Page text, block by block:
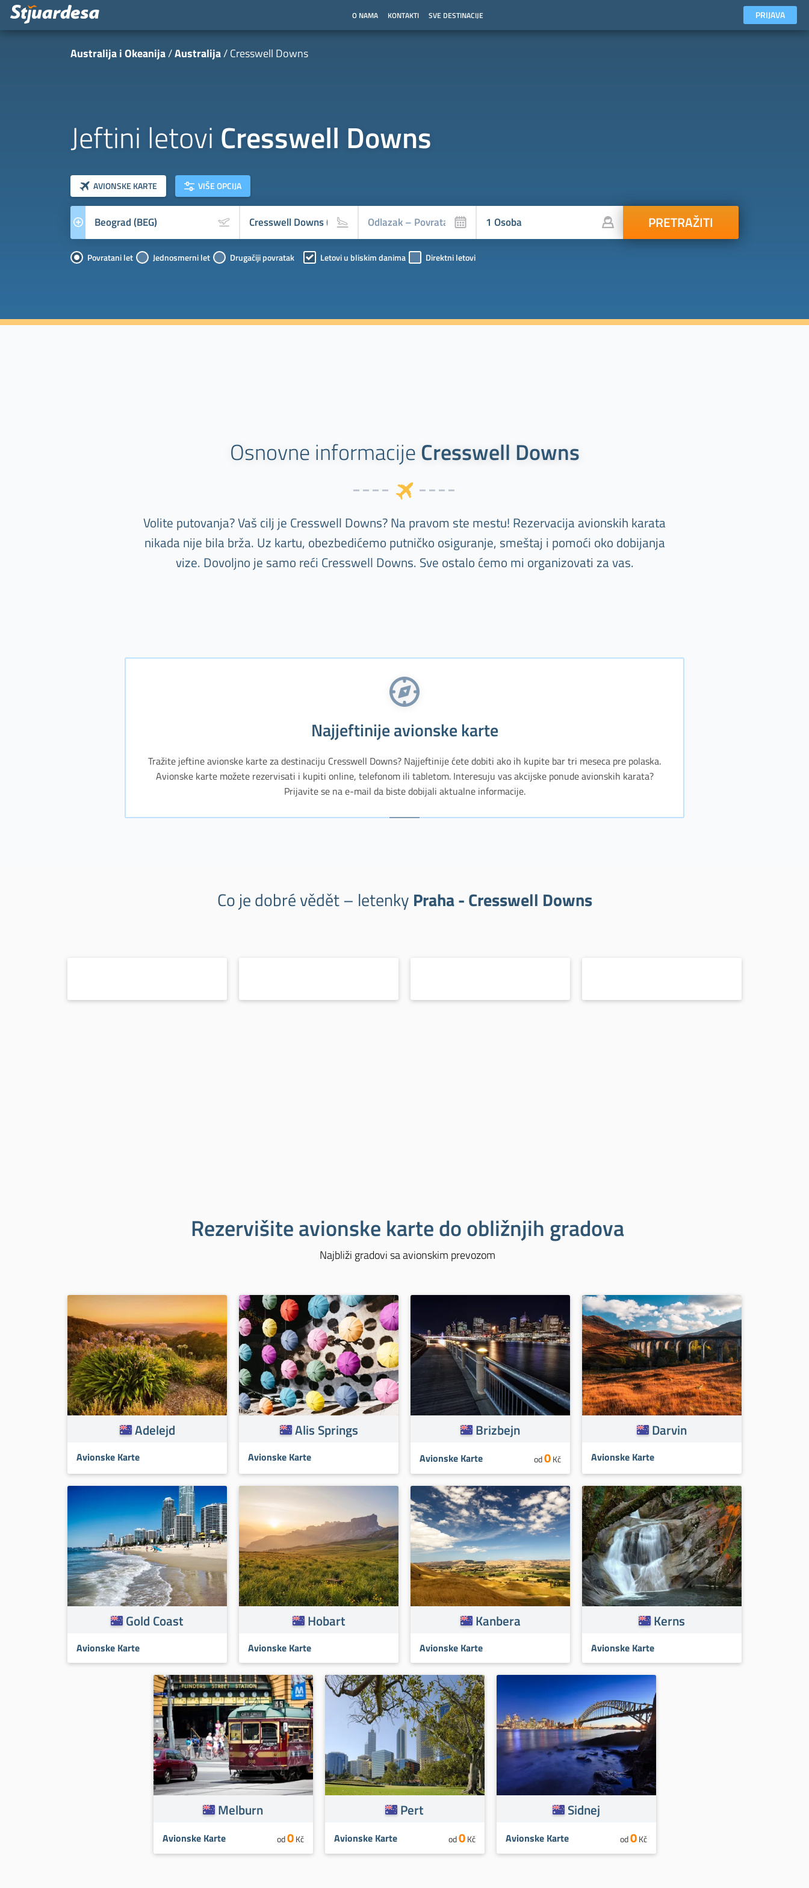
O NAMA KONTAKTI SVE DESTINACIJE PRIJAVA
Australija i Okeanija Australija Cresswell Downs
Jeftini letovi Cresswell Downs
AVIONSKE KARTE Prevoznik
klasa letova
VIŠE OPCIJA
PRETRAŽITI
Povratani let Jednosmerni let Drugačiji povratak Letovi u bliskim danima Direktni letovi
Osnovne informacijeCresswell Downs
Volite putovanja? Vaš cilj je Cresswell Downs? Na pravom ste mestu! Rezervacija avionskih karata
nikada nije bila brža. Uz kartu, obezbedićemo putničko osiguranje, smeštaj i pomoći oko dobijanja
vize. Dovoljno je samo reći Cresswell Downs. Sve ostalo ćemo mi organizovati za vas.
Najjeftinije avionske karte
Tražite jeftine avionske karte za destinaciju Cresswell Downs? Najjeftinije ćete dobiti ako ih kupite bar tri meseca pre polaska.
Avionske karte možete rezervisati i kupiti online, telefonom ili tabletom. Interesuju vas akcijske ponude avionskih karata?
Prijavite se na e-mail da biste dobijali aktualne informacije.
Co je dobré vědět – letenky Praha - Cresswell Downs
Rezervišite avionske karte do obližnjih gradova
Najbliži gradovi sa avionskim prevozom
Adelejd
Avionske Karte
Alis Springs
Avionske Karte
Brizbejn
Avionske Karte od0Kč
Darvin
Avionske Karte
Gold Coast
Avionske Karte
Hobart
Avionske Karte
Kanbera
Avionske Karte
Kerns
Avionske Karte
Melburn
Avionske Karte od0Kč
Pert
Avionske Karte od0Kč
Sidnej
Avionske Karte od0Kč